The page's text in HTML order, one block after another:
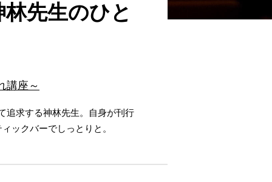
先生のひと
講座～
追求する神林先生。自身が刊行
ックバーでしっとりと。